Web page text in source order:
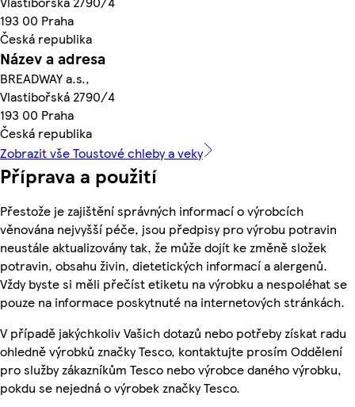
193 00 Praha
Česká republika
Název a adresa
BREADWAY a.s.,
Vlastibořská 2790/4
193 00 Praha
Česká republika
Zobrazit vše Toustové chleby a veky
Příprava a použití
Přestože je zajištění správných informací o výrobcích
věnována nejvyšší péče, jsou předpisy pro výrobu potravin
neustále aktualizovány tak, že může dojít ke změně složek
potravin, obsahu živin, dietetických informací a alergenů.
Vždy byste si měli přečíst etiketu na výrobku a nespoléhat se
pouze na informace poskytnuté na internetových stránkách.
V případě jakýchkoliv Vašich dotazů nebo potřeby získat radu
ohledně výrobků značky Tesco, kontaktujte prosím Oddělení
pro služby zákazníkům Tesco nebo výrobce daného výrobku,
pokdu se nejedná o výrobek značky Tesco.